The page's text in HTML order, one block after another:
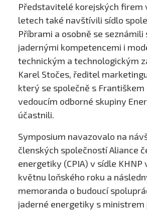
Představitelé korejských firem
letech také navštívili sídlo
Příbrami a osobně se seznámili
jadernými kompetencemi i
technickým a technologickým
Karel Stočes, ředitel
který se společně s Františkem
vedoucím odborné skupiny
účastnili.
Symposium navazovalo na
členských společností Aliance
energetiky (CPIA) v sídle KHNP
květnu loňského roku a
memoranda o budoucí
jaderné energetiky s ministrem